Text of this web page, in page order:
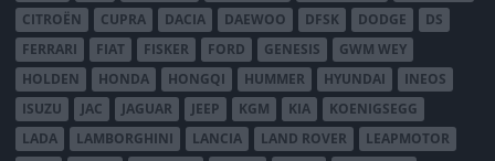
CITROËN
CUPRA DACIA DAEWOO DFSK DODGE
DS
FERRARI
FIAT FISKER FORD GENESIS
GWM WEY
HOLDEN
HONDA HONGQI HUMMER HYUNDAI
INEOS
ISUZU
JAC JAGUAR JEEP KGM KIA
KOENIGSEGG
LADA
LAMBORGHINI LANCIA LAND ROVER
LEAPMOTOR